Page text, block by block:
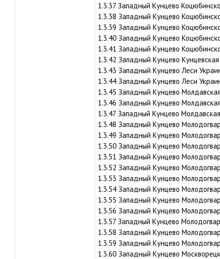
1.3.37 Западный Кунцево
1.3.38 Западный Кунцево
1.3.39 Западный Кунцево
1.3.40 Западный Кунцево
1.3.41 Западный Кунцево
1.3.42 Западный Кунцево
1.3.43 Западный Кунцево Леси
1.3.44 Западный Кунцево Леси
1.3.45 Западный Кунцево
1.3.46 Западный Кунцево
1.3.47 Западный Кунцево
1.3.48 Западный Кунцево
1.3.49 Западный Кунцево
1.3.50 Западный Кунцево
1.3.51 Западный Кунцево
1.3.52 Западный Кунцево
1.3.53 Западный Кунцево
1.3.54 Западный Кунцево
1.3.55 Западный Кунцево
1.3.56 Западный Кунцево
1.3.57 Западный Кунцево
1.3.58 Западный Кунцево
1.3.59 Западный Кунцево
1.3.60 Западный Кунцево